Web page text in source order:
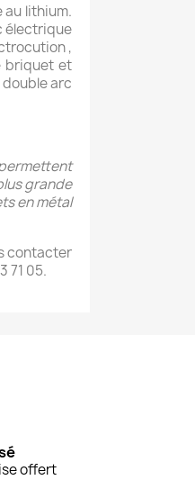
lithium.
électrique
,
briquet et
arc
grande
en métal
contacter
71 05.
offert